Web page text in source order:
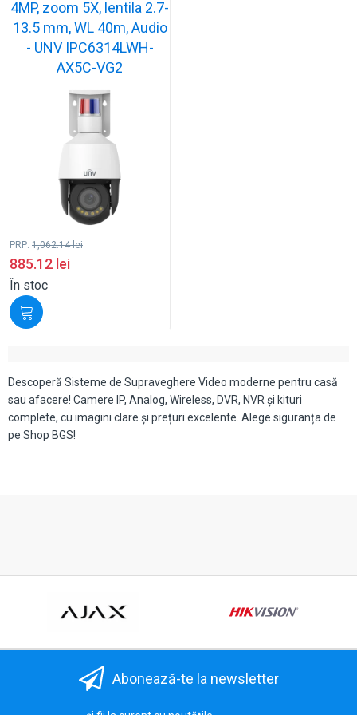
4MP, zoom 5X, lentila 2.7-
13.5 mm, WL 40m, Audio
- UNV IPC6314LWH-
AX5C-VG2
PRP: 1,062.14lei
885.12 lei
În stoc
Descoperă Sisteme de Supraveghere Video moderne pentru casă
sau afacere! Camere IP, Analog, Wireless, DVR, NVR și kituri
complete, cu imagini clare și prețuri excelente. Alege siguranța de
pe Shop BGS!
Abonează-te la newsletter